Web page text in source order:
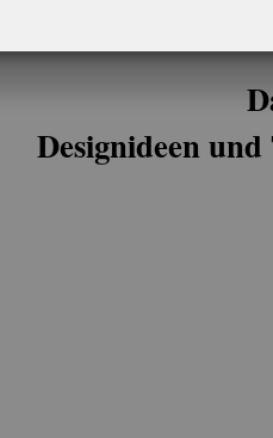
Designideen